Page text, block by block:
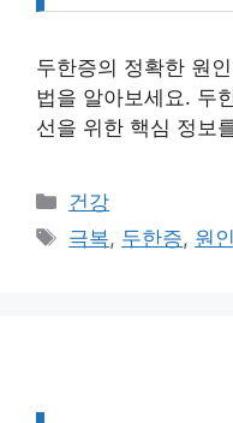
두한증의 정확한 원
법을 알아보세요. 두
선을 위한 핵심 정보
카
테
건강
태
극복, 두한증, 원인